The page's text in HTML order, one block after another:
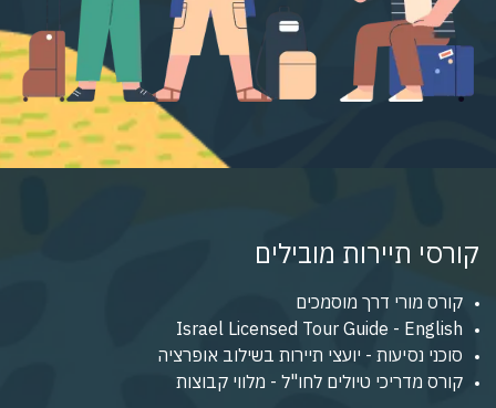
קורסי תיירות מובילים
קורס מורי דרך מוסמכים
Israel Licensed Tour Guide - English
סוכני נסיעות - יועצי תיירות בשילוב אופרציה
קורס מדריכי טיולים לחו"ל - מלווי קבוצות